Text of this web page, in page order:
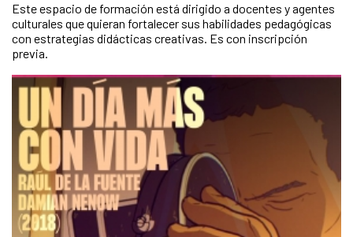
Este espacio de formación está dirigido a docentes y agentes
culturales que quieran fortalecer sus habilidades pedagógicas
con estrategias didácticas creativas. Es con inscripción
previa.